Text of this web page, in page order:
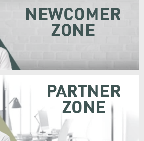
NEWCOMER
ZONE
PARTNER
ZONE